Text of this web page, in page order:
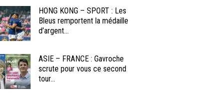
HONG KONG – SPORT : Les
Bleus remportent la médaille
d’argent...
ASIE – FRANCE : Gavroche
scrute pour vous ce second
tour...